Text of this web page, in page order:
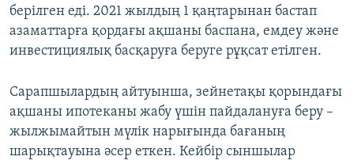
берілген еді. 2021 жылдың 1 қаңтарынан бастап
азаматтарға қордағы ақшаны баспана, емдеу және
инвестициялық басқаруға беруге рұқсат етілген.
Сарапшылардың айтуынша, зейнетақы қорындағы
ақшаны ипотеканы жабу үшін пайдалануға беру –
жылжымайтын мүлік нарығында бағаның
шарықтауына әсер еткен. Кейбір сыншылар